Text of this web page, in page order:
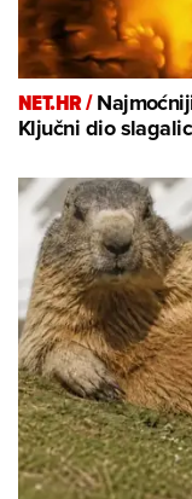
NET.HR /
Ključni dio